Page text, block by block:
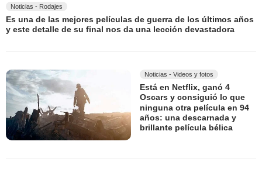
Noticias - Rodajes
Es una de las mejores películas de guerra de los últimos años
y este detalle de su final nos da una lección devastadora
Noticias - Videos y fotos
Está en Netflix, ganó 4
Oscars y consiguió lo que
ninguna otra película en 94
años: una descarnada y
brillante película bélica